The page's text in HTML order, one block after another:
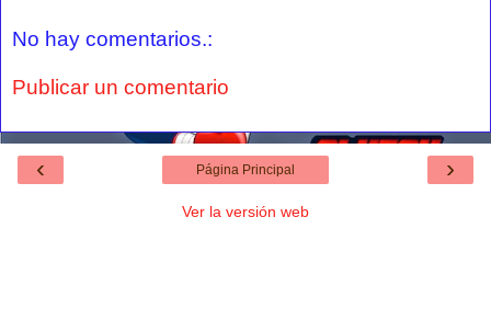
No hay comentarios.:
Publicar un comentario
‹ ›
Página Principal
Ver la versión web